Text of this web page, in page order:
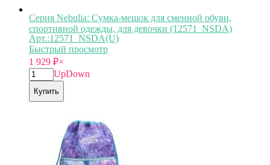
Серия Nebulia: Сумка-мешок для сменной обуви,
спортивной одежды, для девочки (12571_NSDA)
Арт.:12571_NSDA(U)
Быстрый просмотр
1 929 ₽×
UpDown
Купить